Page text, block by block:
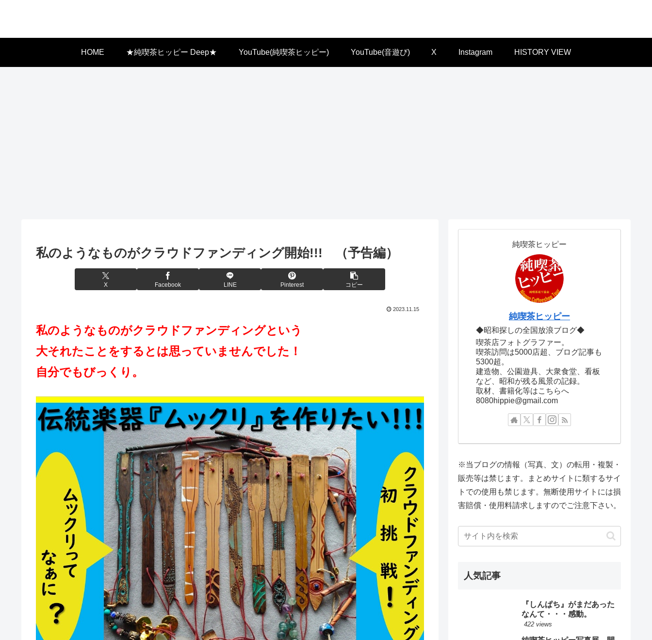
HOME ★純喫茶ヒッピー Deep★ YouTube(純喫茶ヒッピー) YouTube(音遊び) X Instagram HISTORY VIEW
私のようなものがクラウドファンディング開始!!! （予告編）
X Facebook LINE Pinterest コピー
2023.11.15
私のようなものがクラウドファンディングという
大それたことをするとは思っていませんでした！
自分でもびっくり。
純喫茶ヒッピー
純喫茶ヒッピー
◆昭和探しの全国放浪ブログ◆
喫茶店フォトグラファー。
喫茶訪問は5000店超、ブログ記事も
5300超。
建造物、公園遊具、大衆食堂、看板
など、昭和が残る風景の記録。
取材、書籍化等はこちらへ
8080hippie@gmail.com
※当ブログの情報（写真、文）の転用・複製・
販売等は禁じます。まとめサイトに類するサイ
トでの使用も禁じます。無断使用サイトには損
害賠償・使用料請求しますのでご注意下さい。
人気記事
『しんぱち』がまだあった
なんて・・・感動。
422 views